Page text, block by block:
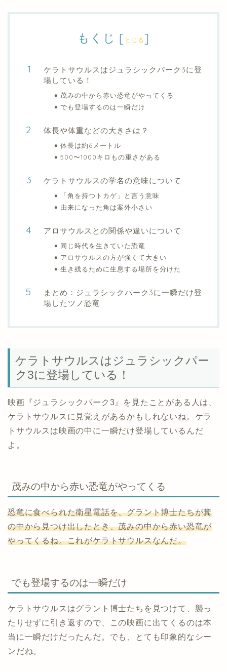
もくじ [ とじる]
ケラトサウルスはジュラシックパーク3に登
場している！
茂みの中から赤い恐竜がやってくる
でも登場するのは一瞬だけ
体長や体重などの大きさは？
体長は約6メートル
500〜1000キロもの重さがある
ケラトサウルスの学名の意味について
「角を持つトカゲ」と言う意味
由来になった角は案外小さい
アロサウルスとの関係や違いについて
同じ時代を生きていた恐竜
アロサウルスの方が強くて大きい
生き残るために生息する場所を分けた
まとめ：ジュラシックパーク3に一瞬だけ登
場したツノ恐竜
ケラトサウルスはジュラシックパー
ク3に登場している！
映画『ジュラシックパーク3』を見たことがある人は、
ケラトサウルスに見覚えがあるかもしれないね。ケラ
トサウルスは映画の中に一瞬だけ登場しているんだ
よ。
茂みの中から赤い恐竜がやってくる
恐竜に食べられた衛星電話を、グラント博士たちが糞
の中から見つけ出したとき、茂みの中から赤い恐竜が
やってくるね。これがケラトサウルスなんだ。
でも登場するのは一瞬だけ
ケラトサウルスはグラント博士たちを見つけて、襲っ
たりせずに引き返すので、この映画に出てくるのは本
当に一瞬だけだったんだ。でも、とても印象的なシー
ンだね。